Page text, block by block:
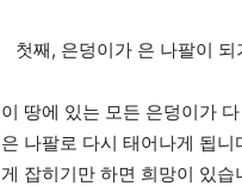
첫째, 은덩이가 은 나팔이
이 땅에 있는 모든 은덩이가
은 나팔로 다시 태어나게 됩
게 잡히기만 하면 희망이 있